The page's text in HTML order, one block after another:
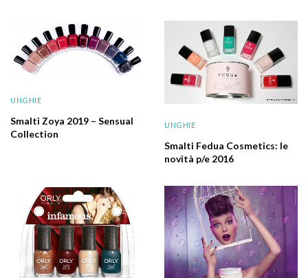
UNGHIE
Smalti Zoya 2019 – Sensual
Collection
UNGHIE
Smalti Fedua Cosmetics: le
novità p/e 2016